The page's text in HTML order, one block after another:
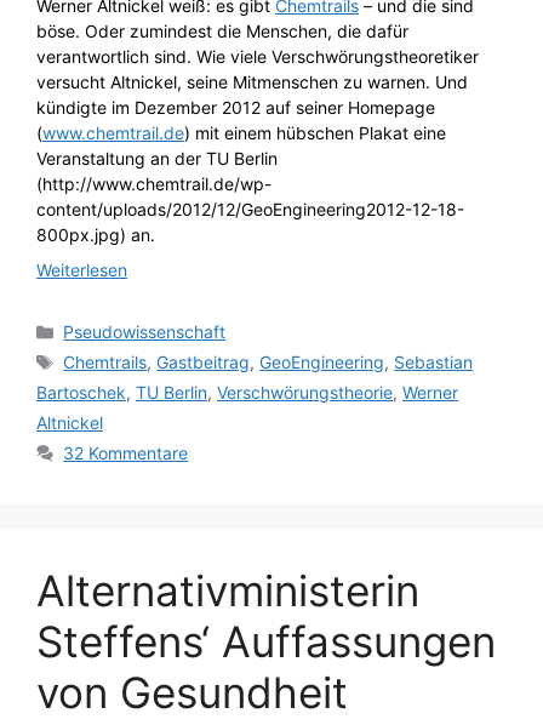
Werner Altnickel weiß: es gibt Chemtrails – und die sind
böse. Oder zumindest die Menschen, die dafür
verantwortlich sind. Wie viele Verschwörungstheoretiker
versucht Altnickel, seine Mitmenschen zu warnen. Und
kündigte im Dezember 2012 auf seiner Homepage
(www.chemtrail.de) mit einem hübschen Plakat eine
Veranstaltung an der TU Berlin
(http://www.chemtrail.de/wp-
content/uploads/2012/12/GeoEngineering2012-12-18-
800px.jpg) an.
Weiterlesen
Kategorien
Pseudowissenschaft
Schlagwörter
Chemtrails,Gastbeitrag,GeoEngineering, Sebastian
Bartoschek, TU Berlin, Verschwörungstheorie, Werner
Altnickel
32 Kommentare
Alternativministerin
Steffens‘ Auffassungen
von Gesundheit